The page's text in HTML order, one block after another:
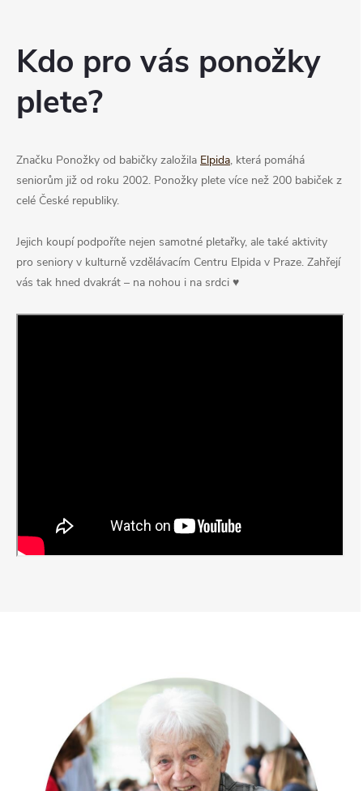
Kdo pro vás ponožky
plete?
Značku Ponožky od babičky založila Elpida, která pomáhá
seniorům již od roku 2002. Ponožky plete více než 200 babiček z
celé České republiky.
Jejich koupí podpoříte nejen samotné pletařky, ale také aktivity
pro seniory v kulturně vzdělávacím Centru Elpida v Praze. Zahřejí
vás tak hned dvakrát – na nohou i na srdci ♥